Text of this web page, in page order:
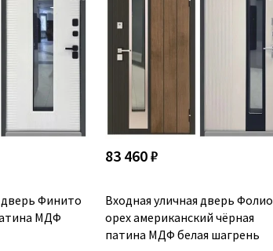
дверь Финито
МДФ
83 460 ₽
Входная уличная дверь Фолио
орех американский чёрная
патина МДФ белая шагрень